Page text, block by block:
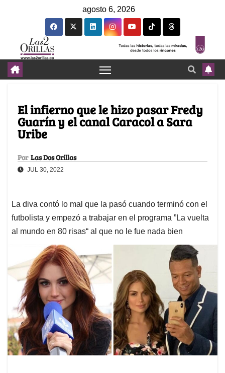
agosto 6, 2026
El infierno que le hizo pasar Fredy
Guarín y el canal Caracol a Sara
Uribe
Por Las Dos Orillas
JUL 30, 2022
La diva contó lo mal que la pasó cuando terminó con el
futbolista y empezó a trabajar en el programa ”La vuelta
al mundo en 80 risas“ al que no le fue nada bien